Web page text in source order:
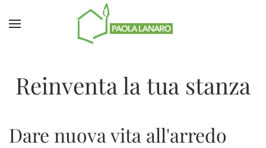
Skip to main content
Reinventa la tua stanza
Dare nuova vita all'arredo